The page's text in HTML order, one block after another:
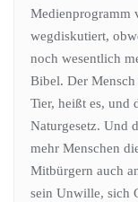
Medienprogramm
wegdiskutiert,
noch wesentlich
Bibel. Der
Tier, heißt es, und
Naturgesetz. Und
mehr Menschen
Mitbürgern auch
sein Unwille, sich